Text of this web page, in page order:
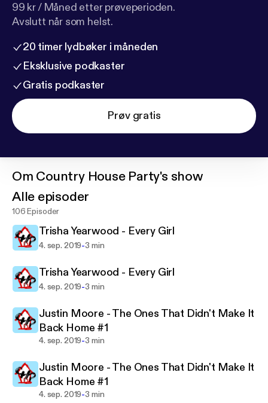
99 kr / Måned etter prøveperioden.
Avslutt når som helst.
20 timer lydbøker i måneden
Eksklusive podkaster
Gratis podkaster
Prøv gratis
Om Country House Party's show
Alle episoder
106 Episoder
Trisha Yearwood - Every Girl
4. sep. 2019-3 min
Trisha Yearwood - Every Girl
4. sep. 2019-3 min
Justin Moore - The Ones That Didn't Make It
Back Home #1
4. sep. 2019-3 min
Justin Moore - The Ones That Didn't Make It
Back Home #1
4. sep. 2019-3 min